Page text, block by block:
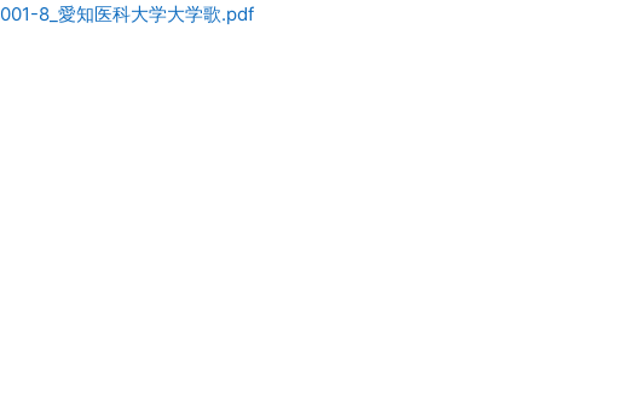
001-8_愛知医科大学大学歌.pdf